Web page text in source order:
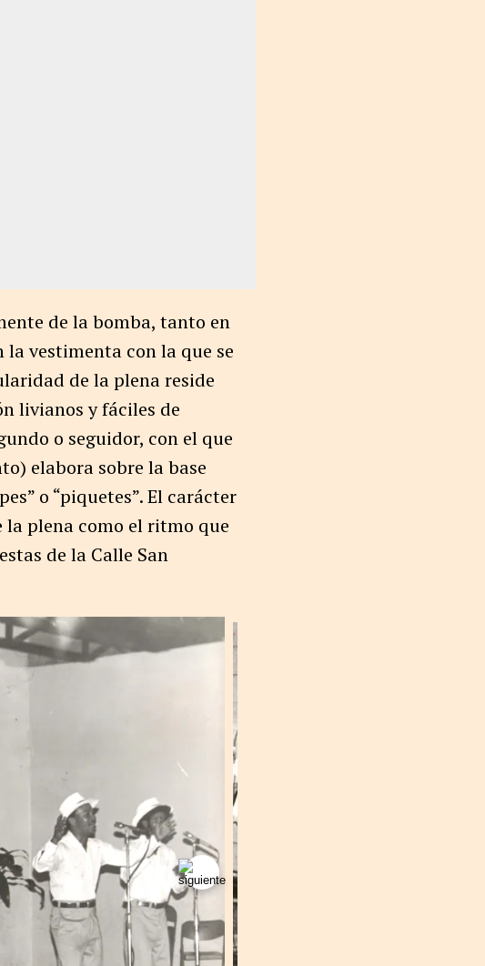
de la bomba, tanto en
vestimenta con la que se
de la plena reside
livianos y fáciles de
o seguidor, con el que
elabora sobre la base
o “piquetes”. El carácter
plena como el ritmo que
de la Calle San